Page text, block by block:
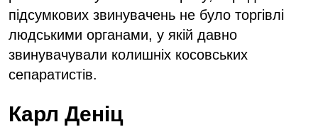
підсумкових звинувачень не було торгівлі
людськими органами, у якій давно
звинувачували колишніх косовських
сепаратистів.
Карл Деніц